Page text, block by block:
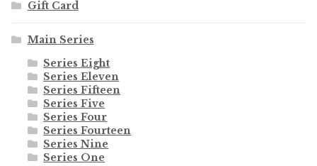
Gift Card
Main Series
Series Eight
Series Eleven
Series Fifteen
Series Five
Series Four
Series Fourteen
Series Nine
Series One